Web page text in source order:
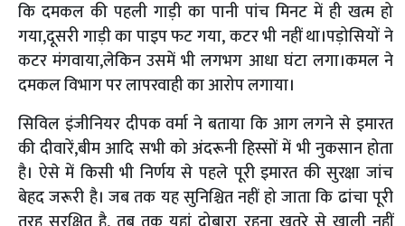
कि दमकल की पहली गाड़ी का पानी पांच मिनट में ही खत्म हो
गया,दूसरी गाड़ी का पाइप फट गया, कटर भी नहीं था।पड़ोसियों ने
कटर मंगवाया,लेकिन उसमें भी लगभग आधा घंटा लगा।कमल ने
दमकल विभाग पर लापरवाही का आरोप लगाया।
सिविल इंजीनियर दीपक वर्मा ने बताया कि आग लगने से इमारत
की दीवारें,बीम आदि सभी को अंदरूनी हिस्सों में भी नुकसान होता
है। ऐसे में किसी भी निर्णय से पहले पूरी इमारत की सुरक्षा जांच
बेहद जरूरी है। जब तक यह सुनिश्चित नहीं हो जाता कि ढांचा पूरी